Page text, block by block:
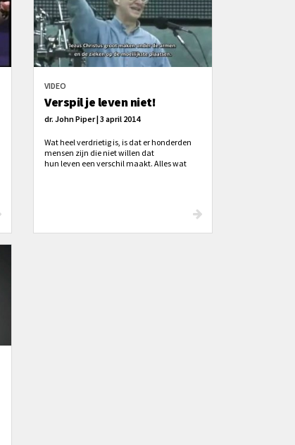
VIDEO
Verspil je leven niet!
dr. John Piper | 3 april 2014
Wat heel verdrietig is, is dat er honderden
mensen zijn die niet willen dat
hun leven een verschil maakt. Alles wat